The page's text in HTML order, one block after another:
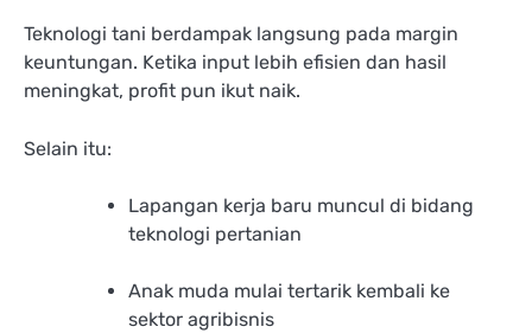
Teknologi tani berdampak langsung pada margin
keuntungan. Ketika input lebih efisien dan hasil
meningkat, profit pun ikut naik.
Selain itu:
Lapangan kerja baru muncul di bidang
teknologi pertanian
Anak muda mulai tertarik kembali ke
sektor agribisnis